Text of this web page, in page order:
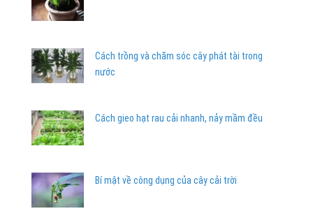
Cách trồng và chăm sóc cây phát tài trong
nước
Cách gieo hạt rau cải nhanh, nảy mầm đều
Bí mật về công dụng của cây cải trời